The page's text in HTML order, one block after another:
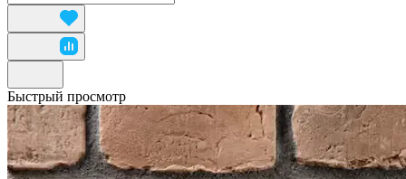
Быстрый просмотр